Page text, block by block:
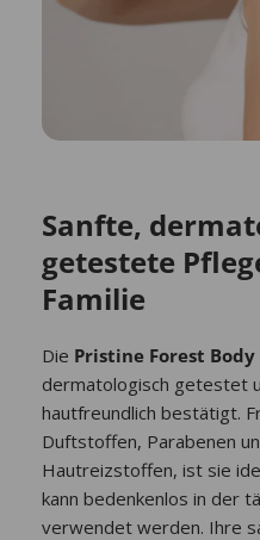
Sanfte,
getestete
Familie
Die Pristine Forest
dermatologisch getestet
hautfreundlich bestätigt.
Duftstoffen, Parabenen
Hautreizstoffen, ist sie
kann bedenkenlos in der
verwendet werden. Ihre